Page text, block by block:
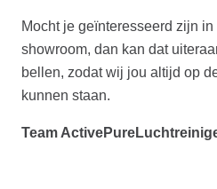
Mocht je geïnteresseerd zijn
showroom, dan kan dat
bellen, zodat wij jou altijd op
kunnen staan.
Team